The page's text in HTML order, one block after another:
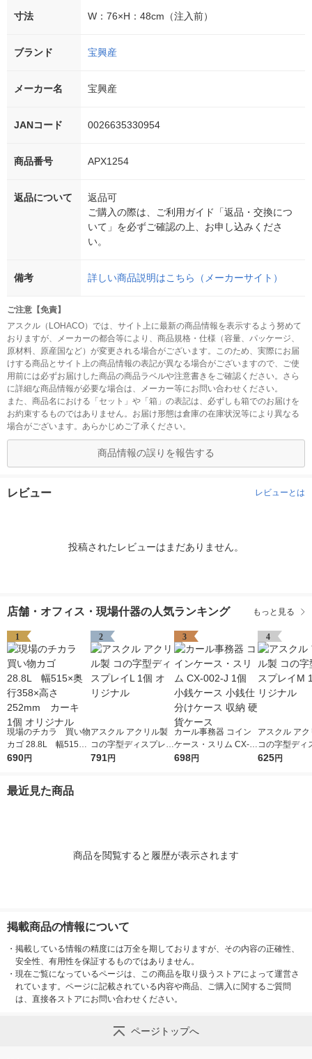
寸法 W：76×H：48cm（注入前）
ブランド 宝興産
メーカー名 宝興産
JANコード 0026635330954
商品番号 APX1254
返品について
返品可
ご購入の際は、ご利用ガイド「返品・交換につ
いて」を必ずご確認の上、お申し込みくださ
い。
備考 詳しい商品説明はこちら（メーカーサイト）
ご注意【免責】
アスクル（LOHACO）では、サイト上に最新の商品情報を表示するよう努めて
おりますが、メーカーの都合等により、商品規格・仕様（容量、パッケージ、
原材料、原産国など）が変更される場合がございます。このため、実際にお届
けする商品とサイト上の商品情報の表記が異なる場合がございますので、ご使
用前には必ずお届けした商品の商品ラベルや注意書きをご確認ください。さら
に詳細な商品情報が必要な場合は、メーカー等にお問い合わせください。
また、商品名における「セット」や「箱」の表記は、必ずしも箱でのお届けを
お約束するものではありません。お届け形態は倉庫の在庫状況等により異なる
場合がございます。あらかじめご了承ください。
商品情報の誤りを報告する
レビュー レビューとは
投稿されたレビューはまだありません。
店舗・オフィス・現場什器の人気ランキング もっと見る
1
現場のチカラ 買い物
カゴ 28.8L 幅515×
奥行358×高さ252mm
690円
2
アスクル アクリル製
コの字型ディスプレイ
L 1個 オリジナル
791円
3
カール事務器 コイン
ケース・スリム CX-0
02-J 1個 小銭ケース
698円
4
アスクル ア
コの字型ディ
M 1個 オリジ
625円
最近見た商品
商品を閲覧すると履歴が表示されます
掲載商品の情報について
・ 掲載している情報の精度には万全を期しておりますが、その内容の正確性、
安全性、有用性を保証するものではありません。
・ 現在ご覧になっているページは、この商品を取り扱うストアによって運営さ
れています。ページに記載されている内容や商品、ご購入に関するご質問
は、直接各ストアにお問い合わせください。
ページトップへ